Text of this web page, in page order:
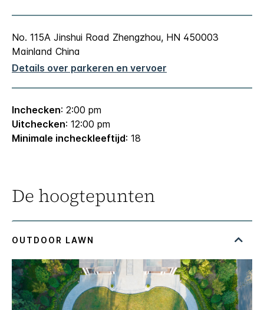
No. 115A Jinshui Road Zhengzhou, HN 450003
Mainland China
Details over parkeren en vervoer
Inchecken: 2:00 pm
Uitchecken: 12:00 pm
Minimale incheckleeftijd: 18
De hoogtepunten